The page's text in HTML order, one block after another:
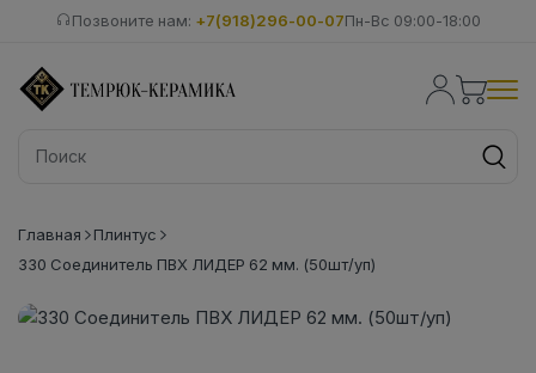
Позвоните нам: +7(918)296-00-07Пн-Вс 09:00-18:00
Главная
Плинтус
330 Соединитель ПВХ ЛИДЕР 62 мм. (50шт/уп)